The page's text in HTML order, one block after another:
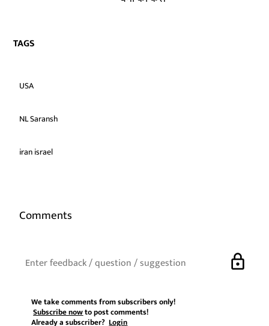
TAGS
USA
NL Saransh
iran israel
Comments
lock
We take comments from subscribers only!
Subscribe nowto post comments!
Already a subscriber?Login